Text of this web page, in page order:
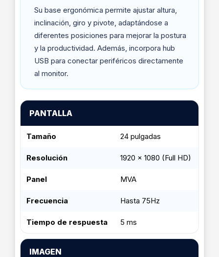
Su base ergonómica permite ajustar altura,
inclinación, giro y pivote, adaptándose a
diferentes posiciones para mejorar la postura
y la productividad. Además, incorpora hub
USB para conectar periféricos directamente
al monitor.
PANTALLA
Tamaño 24 pulgadas
Resolución 1920 x 1080 (Full HD)
Panel MVA
Frecuencia Hasta 75Hz
Tiempo de respuesta 5 ms
IMAGEN